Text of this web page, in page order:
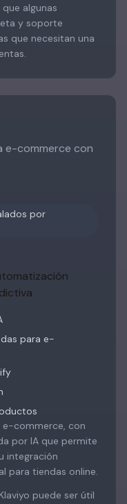
algunas
y soporte
que necesitan una
e-commerce con
por
para e-
e-commerce, con
por IA que permite
integración
para tiendas online.
puede ser útil